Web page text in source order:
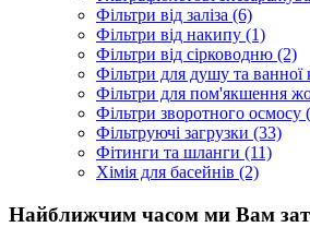
Фільтри від заліза (6)
Фільтри від накипу (1)
Фільтри від сірководню (2)
Фільтри для душу та ванної
Фільтри для пом'якшення
Фільтри зворотного осмосу
Фільтруючі загрузки (33)
Фітинги та шланги (11)
Хімія для басейнів (2)
Найближчим часом ми Вам